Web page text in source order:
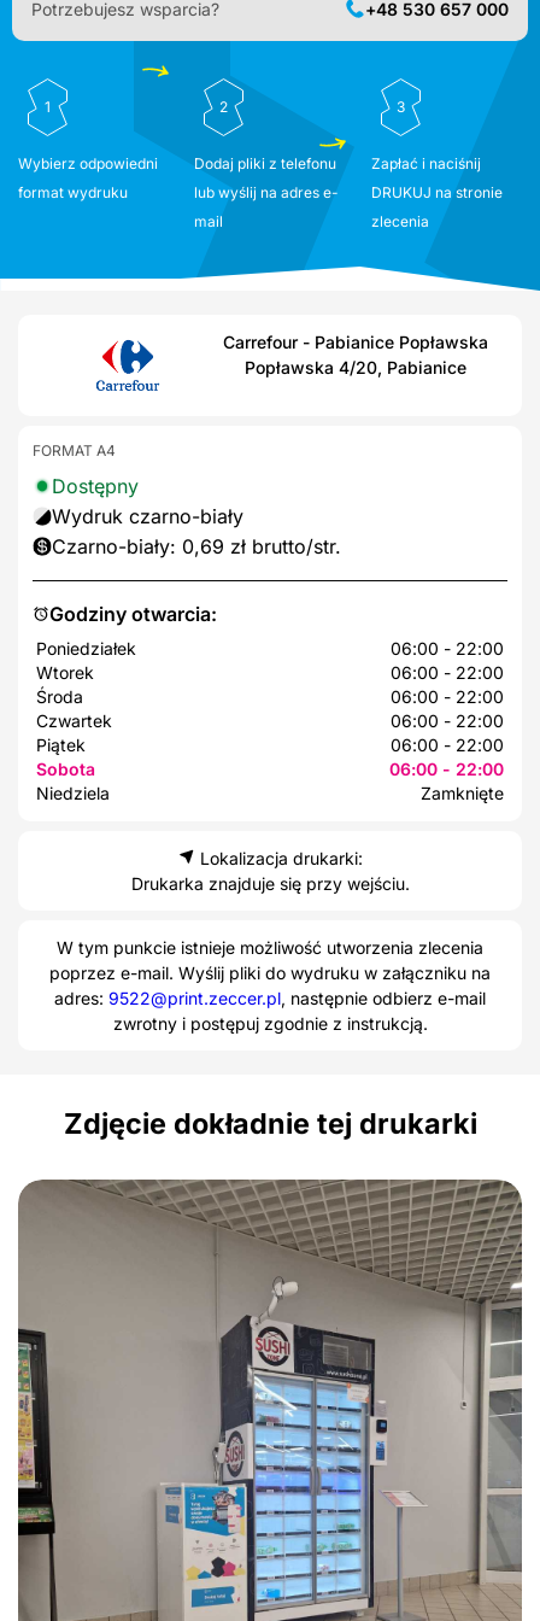
Potrzebujesz wsparcia? +48 530 657 000
1
Wybierz odpowiedni
format wydruku
2
Dodaj pliki z telefonu
lub wyślij na adres e-
mail
3
Zapłać i naciśnij
DRUKUJ na stronie
zlecenia
Carrefour - Pabianice Popławska
Popławska 4/20, Pabianice
Godziny otwarcia:
Poniedziałek
06:00 - 22:00
Wtorek
06:00 - 22:00
Środa
06:00 - 22:00
Czwartek
06:00 - 22:00
Piątek
06:00 - 22:00
Sobota
06:00 - 22:00
Niedziela
Zamknięte
FORMAT A4
Dostępny
Wydruk czarno-biały
Czarno-biały: 0,69 zł brutto/str.
Lokalizacja drukarki:
Drukarka znajduje się przy wejściu.
W tym punkcie istnieje możliwość utworzenia zlecenia
poprzez e-mail. Wyślij pliki do wydruku w załączniku na
adres: 9522@print.zeccer.pl, następnie odbierz e-mail
zwrotny i postępuj zgodnie z instrukcją.
Zdjęcie dokładnie tej drukarki